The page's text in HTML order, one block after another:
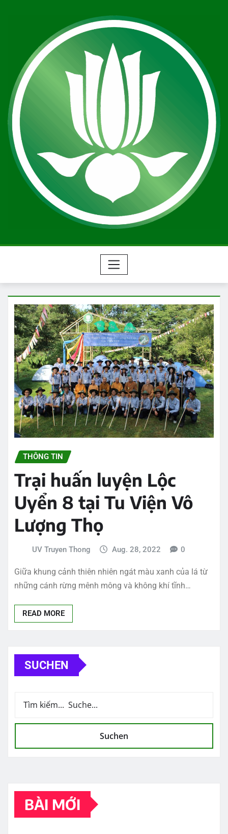
THÔNG TIN
Trại huấn luyện Lộc
Uyển 8 tại Tu Viện Vô
Lượng Thọ
UV Truyen Thong Aug. 28, 2022 0
Giữa khung cảnh thiên nhiên ngát màu xanh của lá từ
những cánh rừng mênh mông và không khí tĩnh…
READ MORE
SUCHEN
Suchen
BÀI MỚI